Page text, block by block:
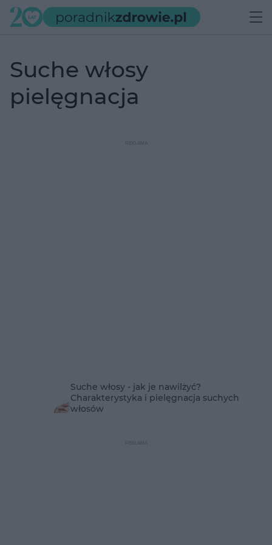
suche włosy
pielęgnacja
Suche włosy - jak je nawilżyć?
Charakterystyka i pielęgnacja suchych
włosów